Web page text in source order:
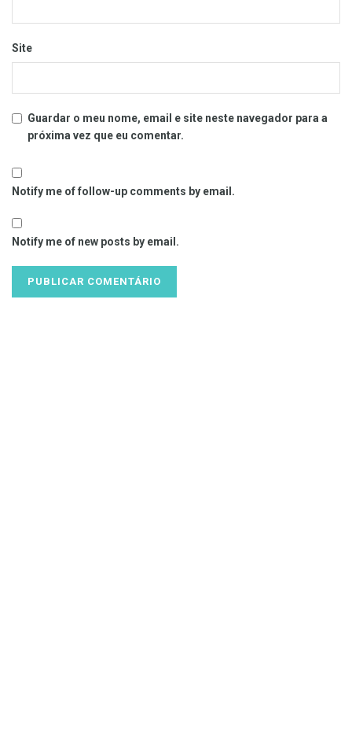
Site
Guardar o meu nome, email e site neste navegador para a
próxima vez que eu comentar.
Notify me of follow-up comments by email.
Notify me of new posts by email.